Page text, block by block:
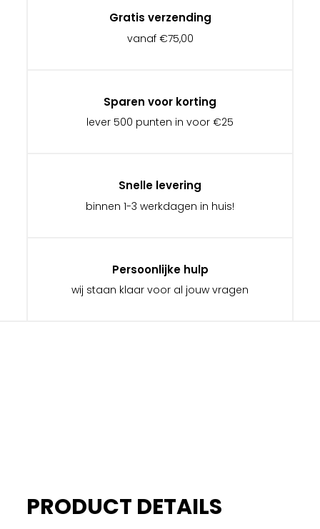
Gratis verzending
vanaf €75,00
Sparen voor korting
lever 500 punten in voor €25
Snelle levering
binnen 1-3 werkdagen in huis!
Persoonlijke hulp
wij staan klaar voor al jouw vragen
PRODUCT DETAILS